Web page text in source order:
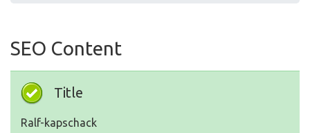
SEO Content
Title
Ralf-kapschack